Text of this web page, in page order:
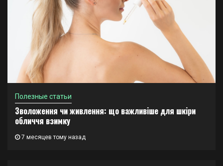
Полезные статьи
Зволоження чи живлення: що важливіше для шкіри
обличчя взимку
7 месяцев тому назад